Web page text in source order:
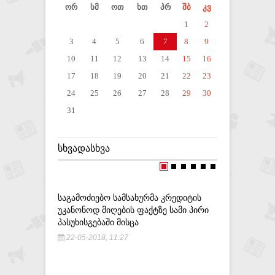
ორ
სმ ოთ ხთ პრ შბ
კვ
1
2
3
4 5 6 7 8
9
10
11 12 13 14 15
16
17
18 19 20 21 22
23
24
25 26 27 28 29
30
31
ᲡᲮᲕᲐᲓᲐᲡᲮᲕᲐ
ᲡᲐᲒᲐᲛᲝᲫᲘᲔᲑᲝ ᲡᲐᲛᲡᲐᲮᲣᲠᲛᲐ ᲙᲠᲔᲓᲘᲢᲘᲡ
ᲣᲙᲐᲜᲝᲜᲝᲓ ᲛᲘᲦᲔᲑᲘᲡ ᲤᲐᲥᲢᲖᲔ ᲡᲐᲛᲘ ᲞᲘᲠᲘ
ᲞᲐᲡᲣᲮᲘᲡᲒᲔᲑᲐᲨᲘ ᲛᲘᲡᲪᲐ
22-05-2018, 11:27